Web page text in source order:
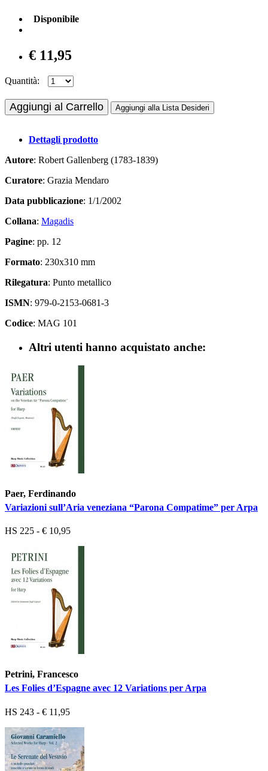
Disponibile
€ 11,95
Quantità:
Aggiungi al Carrello Aggiungi alla Lista Desideri
Dettagli prodotto
Autore: Robert Gallenberg (1783-1839)
Curatore: Grazia Mendaro
Data pubblicazione: 1/1/2002
Collana: Magadis
Pagine: pp. 12
Formato: 230x310 mm
Rilegatura: Punto metallico
ISMN: 979-0-2153-0681-3
Codice: MAG 101
Altri utenti hanno acquistato anche:
Paer, Ferdinando
Variazioni sull’Aria veneziana “Parona Compatime” per Arpa
HS 225 - € 10,95
Petrini, Francesco
Les Folies d’Espagne avec 12 Variations per Arpa
HS 243 - € 11,95